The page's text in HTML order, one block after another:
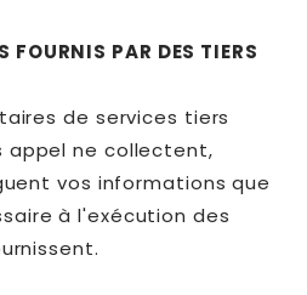
FOURNIS PAR DES TIERS
de services tiers
appel ne collectent,
vos informations que
à l'exécution des